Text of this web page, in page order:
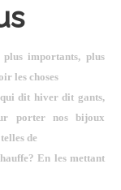
plus importants, plus
les choses
dit hiver dit gants,
porter nos bijoux
de
En les mettant